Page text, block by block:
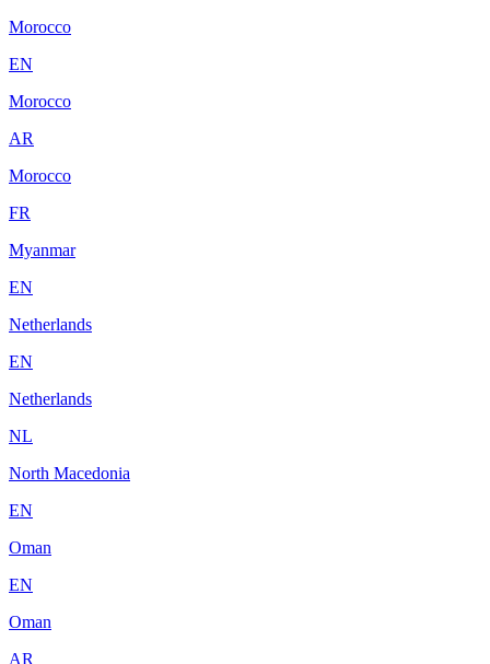
Morocco
EN
Morocco
AR
Morocco
FR
Myanmar
EN
Netherlands
EN
Netherlands
NL
North Macedonia
EN
Oman
EN
Oman
AR